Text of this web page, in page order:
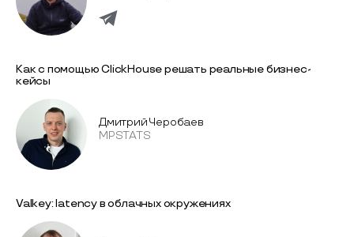
Как с помощью ClickHouse решать реальные бизнес-
кейсы
Дмитрий Черобаев
MPSTATS
Valkey: latency в облачных окружениях